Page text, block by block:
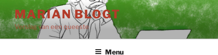
naar
de
inhoud
MARIAN BLOGT
Verslag van een queeste
Menu